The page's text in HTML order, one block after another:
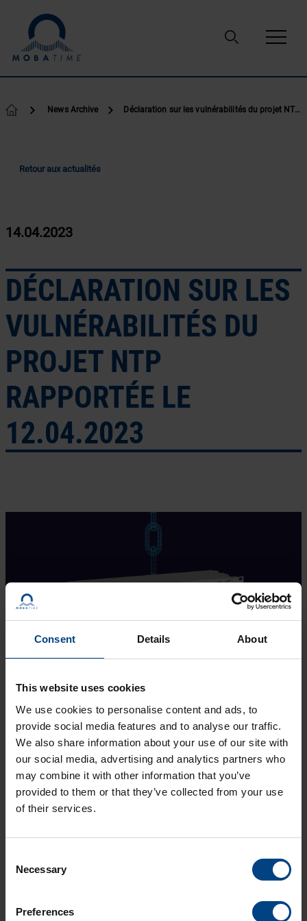
Consent Details About
This website uses cookies
We use cookies to personalise content and ads, to
provide social media features and to analyse our traffic.
We also share information about your use of our site with
our social media, advertising and analytics partners who
may combine it with other information that you’ve
provided to them or that they’ve collected from your use
of their services.
Selection
Necessary
Preferences
News Archive Déclaration sur les vulnérabilités du projet NTP rapportée le 12.04.2023
Retour aux actualités
14.04.2023
DÉCLARATION SUR LES
VULNÉRABILITÉS DU
PROJET NTP
RAPPORTÉE LE
12.04.2023
Mise à jour de sécurité –
Vulnérabilités de la bibliothèque
ntp-4.2.8p15
MOBATIME a connaissance de vulnérabilités récemment
publiées dans la bibliothèque ntp-4.2.8p15. Cette
bibliothèque est utilisée dans les dispositifs DTS de
MOBATIME, comme indiqué dans les manuels.
Les quatre vulnérabilités CVE-2023-26551, CVE-2023-26552,
ntpq est utilisé pour obtenir des informations sur l’état du
service ntpd. Sur nos appareils, ce service peut être limité à
recommandation en matière de sécurité est de désactiver les